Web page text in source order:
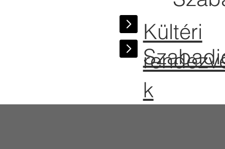
Kültéri
k